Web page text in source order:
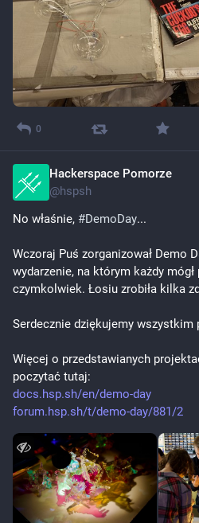
0
Hackerspace Pomorze
@hspsh
No właśnie, #DemoDay...
Wczoraj Puś zorganizował Demo
wydarzenie, na którym każdy
czymkolwiek. Łosiu zrobiła kilka
Serdecznie dziękujemy wszystkim
Więcej o przedstawianych
poczytać tutaj:
docs.hsp.sh/en/demo-day
forum.hsp.sh/t/demo-day/881/2